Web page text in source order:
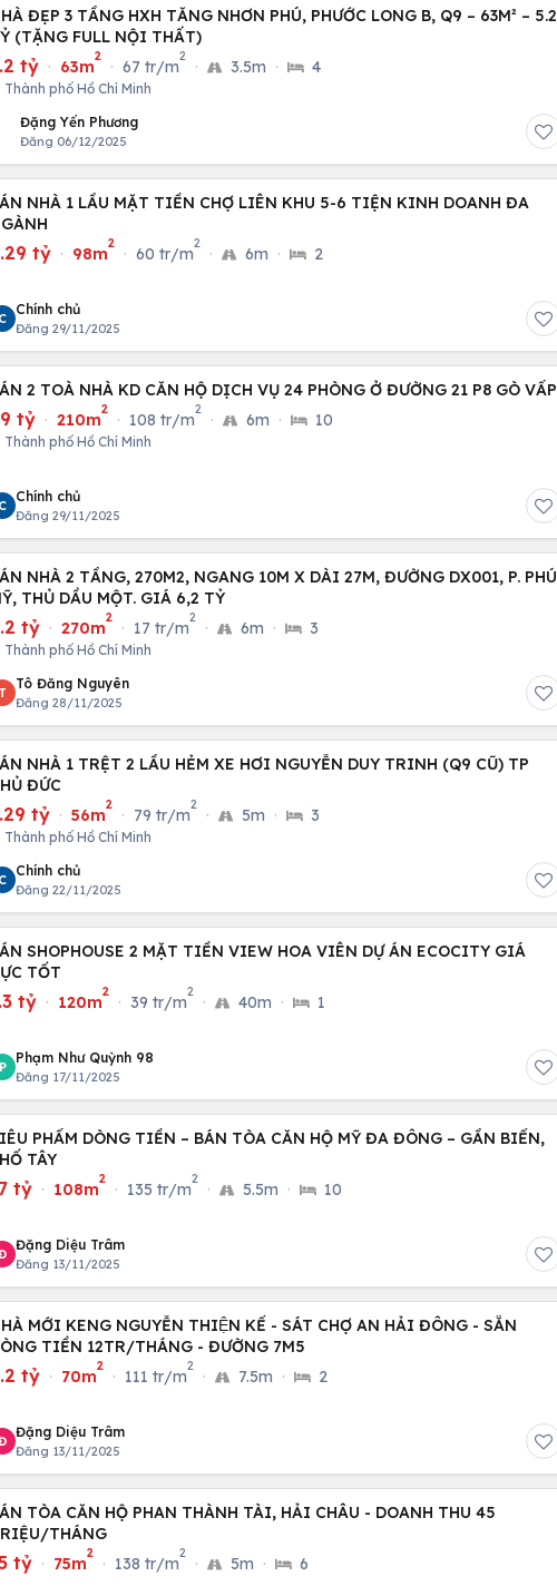
ĐẸP 3 TẦNG HXH TĂNG NHƠN PHÚ, PHƯỚC LONG B, Q9 – 63M² – 5.2
(TẶNG FULL NỘI THẤT)
tỷ · 63m
2
· 67 tr/m
2
· 3.5m · 4
Thành phố Hồ Chí Minh
Đặng Yến Phương
Đăng 06/12/2025
NHÀ 1 LẦU MẶT TIỀN CHỢ LIÊN KHU 5-6 TIỆN KINH DOANH ĐA
tỷ · 98m
2
· 60 tr/m
2
· 6m · 2
C
Chính chủ
Đăng 29/11/2025
2 TOÀ NHÀ KD CĂN HỘ DỊCH VỤ 24 PHÒNG Ở ĐƯỜNG 21 P8 GÒ VẤP
tỷ · 210m
2
· 108 tr/m
2
· 6m · 10
Thành phố Hồ Chí Minh
C
Chính chủ
Đăng 29/11/2025
NHÀ 2 TẦNG, 270M2, NGANG 10M X DÀI 27M, ĐƯỜNG DX001, P. PHÚ
THỦ DẦU MỘT. GIÁ 6,2 TỶ
tỷ · 270m
2
· 17 tr/m
2
· 6m · 3
Thành phố Hồ Chí Minh
T
Tô Đăng Nguyên
Đăng 28/11/2025
NHÀ 1 TRỆT 2 LẦU HẺM XE HƠI NGUYỄN DUY TRINH (Q9 CŨ) TP
ĐỨC
tỷ · 56m
2
· 79 tr/m
2
· 5m · 3
Thành phố Hồ Chí Minh
C
Chính chủ
Đăng 22/11/2025
SHOPHOUSE 2 MẶT TIỀN VIEW HOA VIÊN DỰ ÁN ECOCITY GIÁ
TỐT
tỷ · 120m
2
· 39 tr/m
2
· 40m · 1
P
Phạm Như Quỳnh 98
Đăng 17/11/2025
PHẨM DÒNG TIỀN – BÁN TÒA CĂN HỘ MỸ ĐA ĐÔNG – GẦN BIỂN,
TÂY
tỷ · 108m
2
· 135 tr/m
2
· 5.5m · 10
Đặng Diệu Trâm
Đăng 13/11/2025
MỚI KENG NGUYỄN THIỆN KẾ - SÁT CHỢ AN HẢI ĐÔNG - SẴN
TIỀN 12TR/THÁNG - ĐƯỜNG 7M5
tỷ · 70m
2
· 111 tr/m
2
· 7.5m · 2
Đặng Diệu Trâm
Đăng 13/11/2025
TÒA CĂN HỘ PHAN THÀNH TÀI, HẢI CHÂU - DOANH THU 45
THÁNG
tỷ · 75m
2
· 138 tr/m
2
· 5m · 6